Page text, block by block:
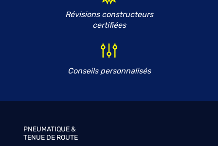
Révisions constructeurs
certifiées
Conseils personnalisés
PNEUMATIQUE &
TENUE DE ROUTE